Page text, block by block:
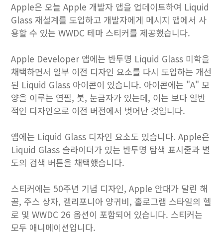
Apple은 오늘 Apple 개발자 앱을 업데이트하여 Liquid
Glass 재설계를 도입하고 개발자에게 메시지 앱에서 사
용할 수 있는 WWDC 테마 스티커를 제공했습니다.
Apple Developer 앱에는 반투명 Liquid Glass 미학을
채택하면서 일부 이전 디자인 요소를 다시 도입하는 개선
된 Liquid Glass 아이콘이 있습니다. 아이콘에는 "A" 모
양을 이루는 연필, 붓, 눈금자가 있는데, 이는 보다 일반
적인 디자인으로 이전 버전에서 벗어난 것입니다.
앱에는 Liquid Glass 디자인 요소도 있습니다. Apple은
Liquid Glass 슬라이더가 있는 반투명 탐색 표시줄과 별
도의 검색 버튼을 채택했습니다.
스티커에는 50주년 기념 디자인, Apple 안대가 달린 해
골, 주스 상자, 캘리포니아 양귀비, 홀로그램 스타일의 헬
로 및 WWDC 26 옵션이 포함되어 있습니다. 스티커는
모두 애니메이션입니다.